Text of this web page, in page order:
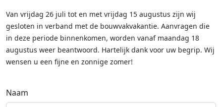
Van vrijdag 26 juli tot en met vrijdag 15 augustus zijn wij
gesloten in verband met de bouwvakvakantie. Aanvragen die
in deze periode binnenkomen, worden vanaf maandag 18
augustus weer beantwoord. Hartelijk dank voor uw begrip. Wij
wensen u een fijne en zonnige zomer!
Naam